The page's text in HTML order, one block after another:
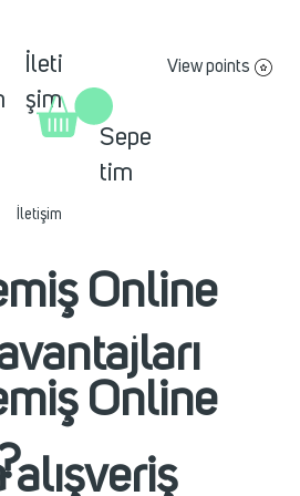
İleti
şim
View points
Sepe
tim
İletişim
Online
Online
alışveriş